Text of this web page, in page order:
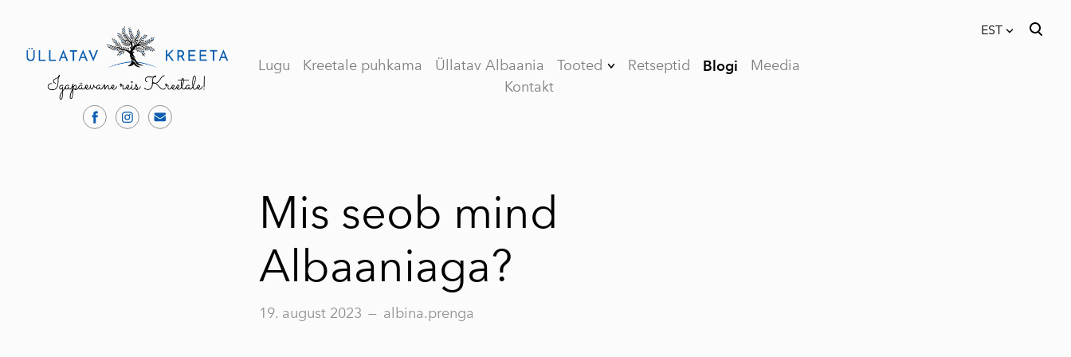
Lugu Kreetale puhkama Üllatav Albaania Tooted Retseptid Blogi
Meedia
Kontakt
EST
lisati ostukorvi.
Mis seob mind
Albaaniaga?
19. august 2023 — albina.prenga